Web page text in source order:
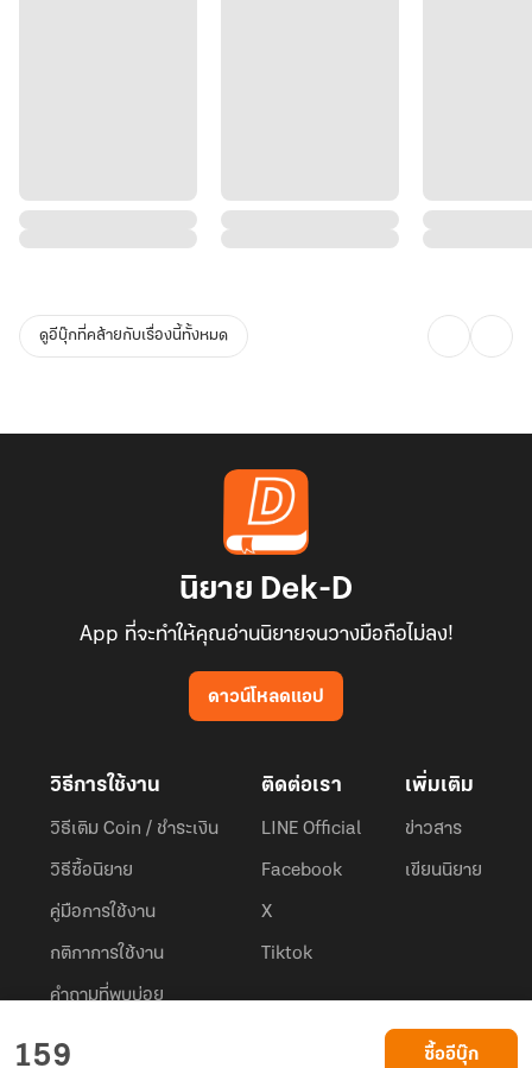
159 ซื้ออีบุ๊ก
ดูอีบุ๊กที่คล้ายกับเรื่องนี้ทั้งหมด
นิยาย Dek-D
App ที่จะทำให้คุณอ่านนิยายจนวางมือถือไม่ลง!
ดาวน์โหลดแอป
วิธีการใช้งาน
วิธีเติม Coin / ชำระเงิน
วิธีซื้อนิยาย
คู่มือการใช้งาน
กติกาการใช้งาน
คำถามที่พบบ่อย
ติดต่อเรา
LINE Official
Facebook
X
Tiktok
เพิ่มเติม
ข่าวสาร
เขียนนิยาย
Dek-D.com ใช้คุกกี้เพื่อพัฒนาประสบการณ์ของ ผู้ใช้ให้ดียิ่งขึ้น
ยอมรับ